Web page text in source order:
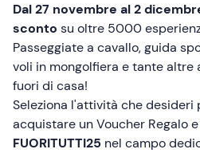
Dal 27 novembre al 2
sconto su oltre 5000
Passeggiate a cavallo, guida
voli in mongolfiera e tante
fuori di casa!
Seleziona l'attività che desideri
acquistare un Voucher Regalo
FUORITUTTI25 nel campo